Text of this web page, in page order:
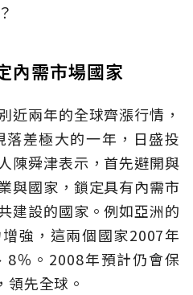
內需市場國家
近兩年的全球齊漲行情，
差極大的一年，日盛投
陳舜津表示，首先避開與
與國家，鎖定具有內需市
建設的國家。例如亞洲的
強，這兩個國家2007年
％。2008年預計仍會保
先全球。